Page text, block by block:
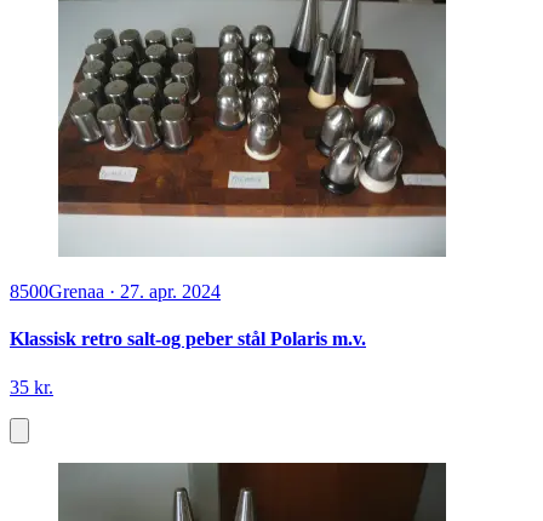
8500Grenaa · 27. apr. 2024
Klassisk retro salt-og peber stål Polaris m.v.
35 kr.